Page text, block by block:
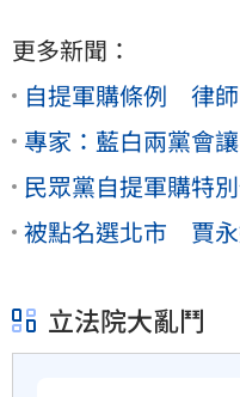
更多新聞：
自提軍購條例 律
專家：藍白兩黨會
民眾黨自提軍購特
被點名選北市 賈
立法院大亂鬥